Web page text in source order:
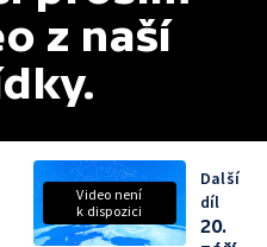
z naší
Video není
k dispozici
Další
díl
20.